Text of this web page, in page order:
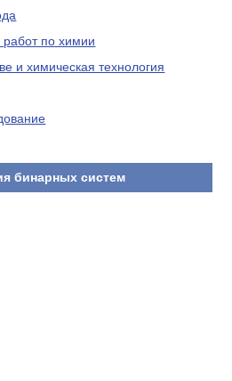
работ по химии
и химическая технология
бинарных систем